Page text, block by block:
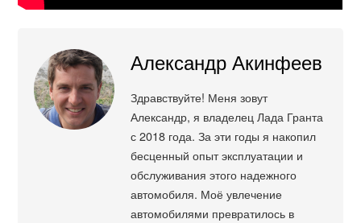
Александр Акинфеев
Здравствуйте! Меня зовут
Александр, я владелец Лада Гранта
с 2018 года. За эти годы я накопил
бесценный опыт эксплуатации и
обслуживания этого надежного
автомобиля. Моё увлечение
автомобилями превратилось в